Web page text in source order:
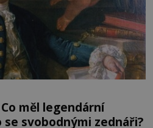
měl legendární
svobodnými zednáři?